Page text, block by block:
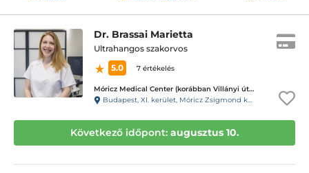
Dr. Brassai Marietta
Ultrahangos szakorvos
5.0
7 értékelés
Móricz Medical Center (korábban Villányi úti Magán Fül-Orr-Gégészet)
Budapest, XI. kerület, Móricz Zsigmond körtér 2 1-Emelet 2
Következő időpont: augusztus 10.